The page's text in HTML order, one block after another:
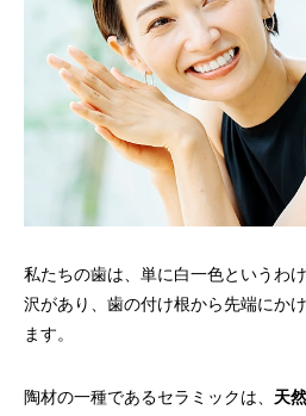
私たちの歯は、単に白一色というわ
沢があり、歯の付け根から先端にか
ます。
陶材の一種であるセラミックは、 天